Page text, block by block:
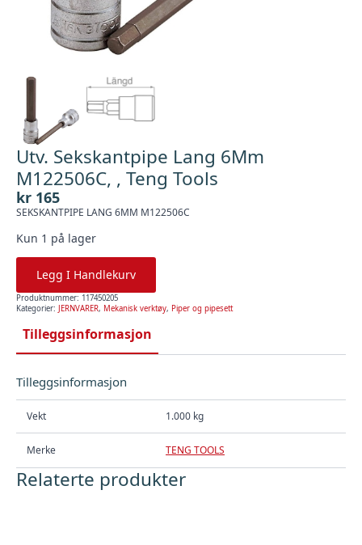
Utv. Sekskantpipe Lang 6Mm
M122506C, , Teng Tools
kr 165
SEKSKANTPIPE LANG 6MM M122506C
Kun 1 på lager
Legg I Handlekurv
Produktnummer: 117450205
Kategorier:
JERNVARER, Mekanisk verktøy, Piper og pipesett
Tilleggsinformasjon
Tilleggsinformasjon
Vekt 1.000 kg
Merke TENG TOOLS
Relaterte produkter